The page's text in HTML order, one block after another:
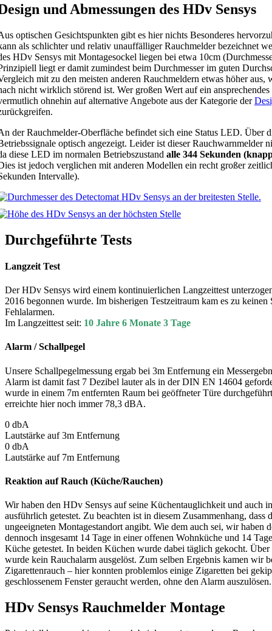
und Abmessungen des HDv Sensys
optischen Gesichtspunkten gibt es hier nichts Besonderes
als schlichter und relativ unauffälliger Rauchmelder bezeichnet
HDv Sensys mit Montagesockel liegen bei etwa 10cm
liegt er damit zumindest beim Durchmesser im guten
mit zu den meisten anderen Rauchmeldern etwas höher aus,
nicht wirklich störend ist. Wer großen Wert auf ein
ohnehin auf alternative Angebote aus der Kategorie der
der Rauchmelder-Oberfläche befindet sich eine Status LED. Über
optisch angezeigt. Leider ist dieser Rauchwarnmelder
diese LED im normalen Betriebszustand alle 344 Sekunden
ist jedoch verglichen mit anderen Modellen ein recht großer
Intervalle).
Durchgeführte Tests
Langzeit Test
Der HDv Sensys wird einem kontinuierlichen Langzeittest
2016 begonnen wurde. Im bisherigen Testzeitraum kam es zu keinen
Fehlalarmen.
Im Langzeittest seit: 10 Jahre 6 Monate 3 Tage
Alarm / Schallpegel
Unsere Schallpegelmessung ergab bei 3m Entfernung ein
Alarm ist damit fast 7 Dezibel lauter als in der DIN EN 14604
wurde in einem 7m entfernten Raum bei geöffneter Türe
erreichte hier noch immer 78,3 dBA.
0 dbA
Lautstärke auf 3m Entfernung
0 dbA
Lautstärke auf 7m Entfernung
Reaktion auf Rauch (Küche/Rauchen)
Wir haben den HDv Sensys auf seine Küchentauglichkeit und auch
ausführlich getestet. Zu beachten ist in diesem Zusammenhang, dass
ungeeigneten Montagestandort angibt. Wie dem auch sei, wir haben
dennoch insgesamt 14 Tage in einer offenen Wohnküche und 14
Küche getestet. In beiden Küchen wurde dabei täglich gekocht. Über
wurde kein Rauchalarm ausgelöst. Zum selben Ergebnis kamen wir
Zigarettenrauch – hier konnten problemlos einige Zigaretten bei
geschlossenem Fenster geraucht werden, ohne den Alarm auszulösen.
HDv Sensys Rauchmelder Montage